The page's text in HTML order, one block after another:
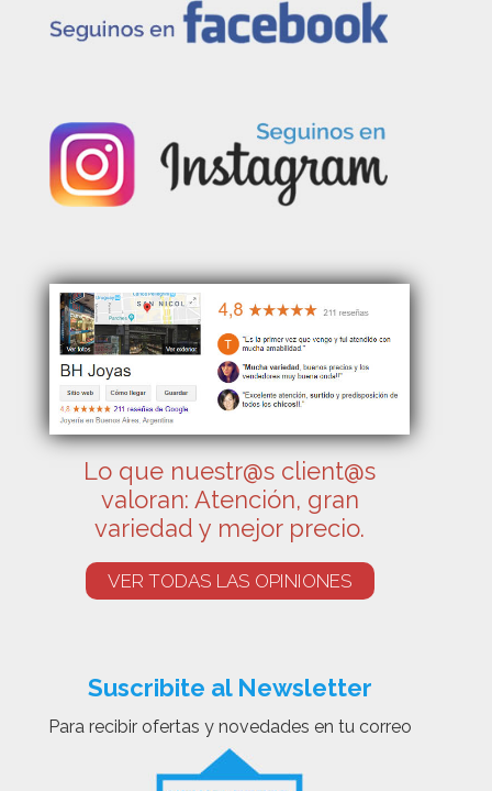
Lo que nuestr@s client@s
valoran: Atención, gran
variedad y mejor precio.
VER TODAS LAS OPINIONES
Suscribite al Newsletter
Para recibir ofertas y novedades en tu correo